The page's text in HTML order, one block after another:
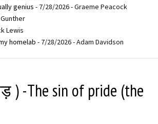
genius - 7/28/2026- Graeme Peacock
Lewis
homelab - 7/28/2026- Adam Davidson
) -The sin of pride (the